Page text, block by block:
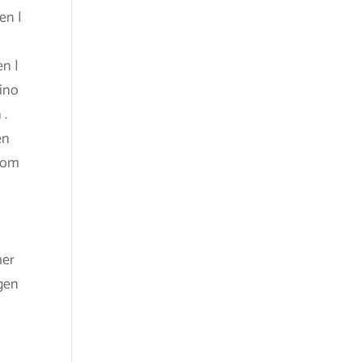
|
|
.